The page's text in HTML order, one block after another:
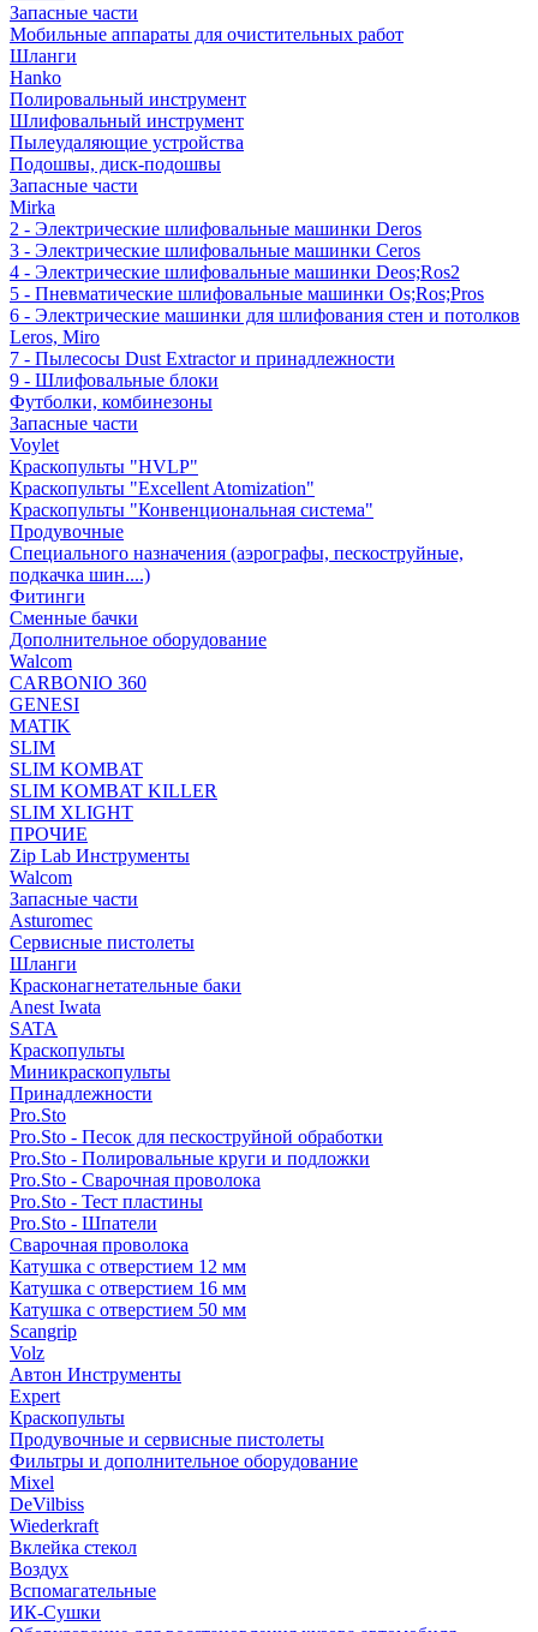
Запасные части
Мобильные аппараты для очистительных работ
Шланги
Hanko
Полировальный инструмент
Шлифовальный инструмент
Пылеудаляющие устройства
Подошвы, диск-подошвы
Запасные части
Mirka
2 - Электрические шлифовальные машинки Deros
3 - Электрические шлифовальные машинки Ceros
4 - Электрические шлифовальные машинки Deos;Ros2
5 - Пневматические шлифовальные машинки Os;Ros;Pros
6 - Электрические машинки для шлифования стен и потолков
Leros, Miro
7 - Пылесосы Dust Extractor и принадлежности
9 - Шлифовальные блоки
Футболки, комбинезоны
Запасные части
Voylet
Краскопульты "HVLP"
Краскопульты "Excellent Atomization"
Краскопульты "Конвенциональная система"
Продувочные
Специального назначения (аэрографы, пескоструйные,
подкачка шин....)
Фитинги
Сменные бачки
Дополнительное оборудование
Walcom
CARBONIO 360
GENESI
MATIK
SLIM
SLIM KOMBAT
SLIM KOMBAT KILLER
SLIM XLIGHT
ПРОЧИЕ
Zip Lab Инструменты
Walсom
Запасные части
Asturomec
Сервисные пистолеты
Шланги
Красконагнетательные баки
Anest Iwata
SATA
Краскопульты
Миникраскопульты
Принадлежности
Pro.Sto
Pro.Sto - Песок для пескоструйной обработки
Pro.Sto - Полировальные круги и подложки
Pro.Sto - Сварочная проволока
Pro.Sto - Тест пластины
Pro.Sto - Шпатели
Сварочная проволока
Катушка с отверстием 12 мм
Катушка с отверстием 16 мм
Катушка с отверстием 50 мм
Scangrip
Volz
Автон Инструменты
Expert
Краскопульты
Продувочные и сервисные пистолеты
Фильтры и дополнительное оборудование
Mixel
DeVilbiss
Wiederkraft
Вклейка стекол
Воздух
Вспомагательные
ИК-Сушки